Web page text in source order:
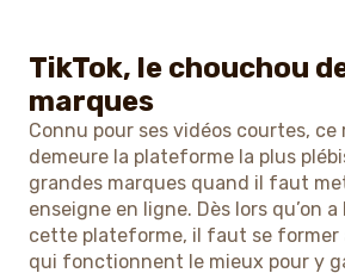
TikTok, le chouchou
marques
Connu pour ses vidéos courtes, ce
demeure la plateforme la plus
grandes marques quand il faut
enseigne en ligne. Dès lors qu’on
cette plateforme, il faut se former
qui fonctionnent le mieux pour y